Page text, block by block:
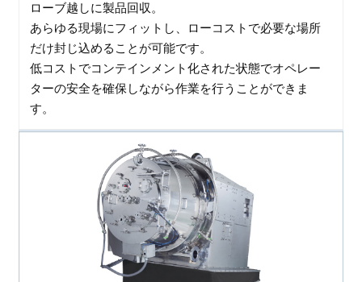
ローブ越しに製品回収。
あらゆる現場にフィットし、ローコストで必要な場所
だけ封じ込めることが可能です。
低コストでコンテインメント化された状態でオペレー
ターの安全を確保しながら作業を行うことができま
す。